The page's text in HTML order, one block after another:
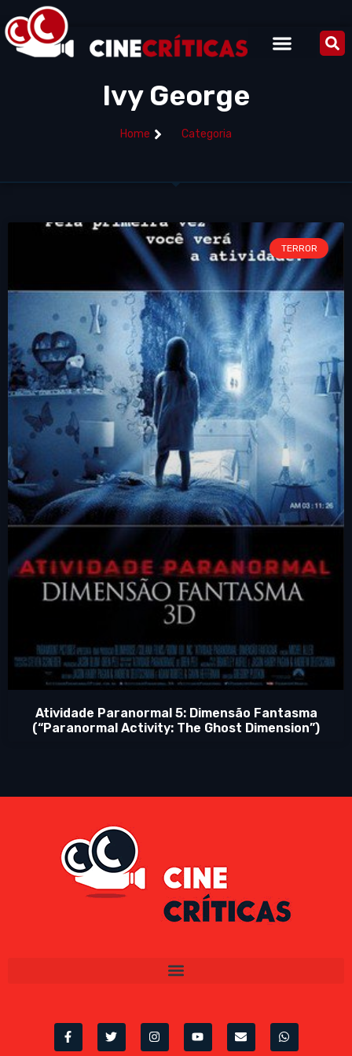
Ivy George
Home Categoria
TERROR
Atividade Paranormal 5: Dimensão Fantasma
(“Paranormal Activity: The Ghost Dimension”)